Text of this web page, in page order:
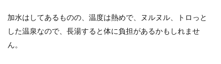
加水はしてあるものの、温度は熱めで、ヌルヌル、トロっと
した温泉なので、長湯すると体に負担があるかもしれませ
ん。